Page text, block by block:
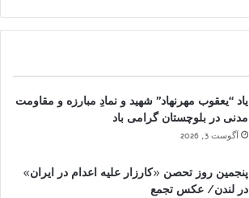
یاد “یعقوب مهرنهاد” شهید و نمادِ مبارزه و مقاومت
مدنی در بلوچستان گرامی باد
آگوست 3, 2026
پنجمین روز تحصن «کارزار علیه اعدام در ایران»
در لندن/ عکس تجمع